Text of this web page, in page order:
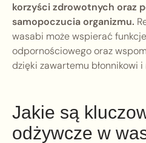
korzyści zdrowotnych oraz
samopoczucia organizmu.
wasabi może wspierać
odpornościowego oraz
dzięki zawartemu błonnikowi
Jakie są
odżywcze w